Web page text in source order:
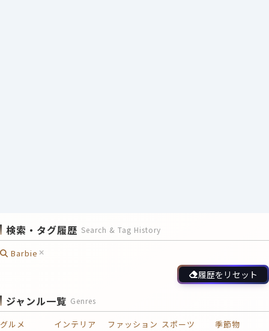
検索・タグ履歴 Search & Tag History
Barbie
履歴をリセット
ジャンル一覧 Genres
グルメ インテリア ファッション スポーツ 季節物